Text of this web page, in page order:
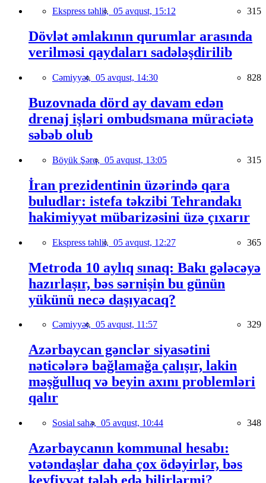
Ekspress təhlil, 05 avqust, 15:12 315
Dövlət əmlakının qurumlar arasında
verilməsi qaydaları sadələşdirilib
Cəmiyyət, 05 avqust, 14:30 828
Buzovnada dörd ay davam edən
drenaj işləri ombudsmana müraciətə
səbəb olub
Böyük Şərq, 05 avqust, 13:05 315
İran prezidentinin üzərində qara
buludlar: istefa təkzibi Tehrandakı
hakimiyyət mübarizəsini üzə çıxarır
Ekspress təhlil, 05 avqust, 12:27 365
Metroda 10 aylıq sınaq: Bakı gələcəyə
hazırlaşır, bəs sərnişin bu günün
yükünü necə daşıyacaq?
Cəmiyyət, 05 avqust, 11:57 329
Azərbaycan gənclər siyasətini
nəticələrə bağlamağa çalışır, lakin
məşğulluq və beyin axını problemləri
qalır
Sosial sahə, 05 avqust, 10:44 348
Azərbaycanın kommunal hesabı:
vətəndaşlar daha çox ödəyirlər, bəs